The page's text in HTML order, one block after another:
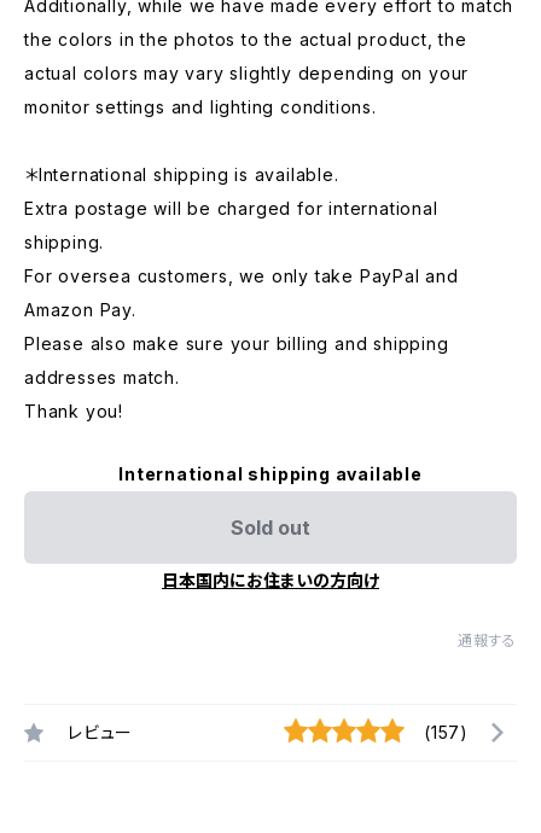
Additionally, while we have made every effort to match
the colors in the photos to the actual product, the
actual colors may vary slightly depending on your
monitor settings and lighting conditions.
＊International shipping is available.
Extra postage will be charged for international
shipping.
For oversea customers, we only take PayPal and
Amazon Pay.
Please also make sure your billing and shipping
addresses match.
Thank you!
International shipping available
Sold out
日本国内にお住まいの方向け
通報する
レビュー (157)